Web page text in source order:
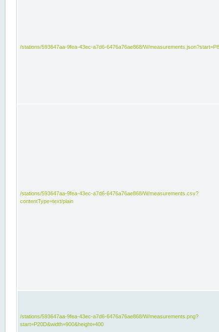
/stations/593647aa-9fea-43ec-a7d6-6476a76ae868/W/
/stations/593647aa-9fea-43ec-a7d6-6476a76ae868/W/measurements.csv?
contentType=text/plain
/stations/593647aa-9fea-43ec-a7d6-6476a76ae868/W/measurements.png?
start=P20D&width=900&height=400